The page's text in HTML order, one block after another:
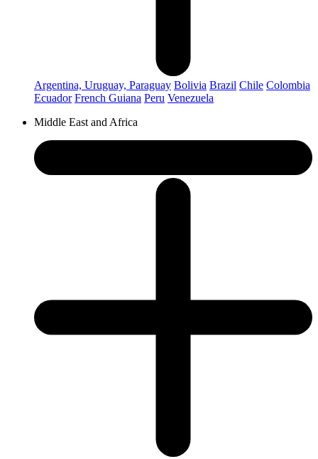
Argentina, Uruguay, Paraguay Bolivia Brazil Chile Colombia
Ecuador French Guiana Peru Venezuela
Middle East and Africa